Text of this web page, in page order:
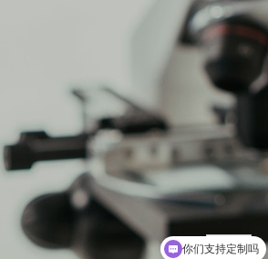
你们支持定制吗